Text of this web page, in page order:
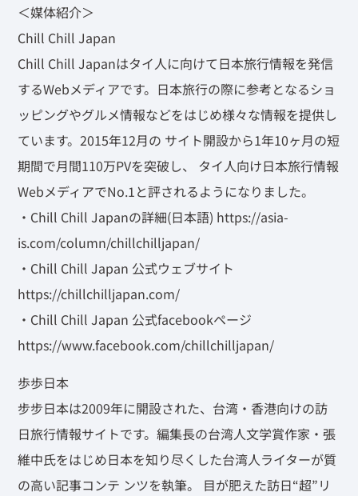
＜媒体紹介＞
Chill Chill Japan
Chill Chill Japanはタイ人に向けて日本旅行情報を発信
するWebメディアです。日本旅行の際に参考となるショ
ッピングやグルメ情報などをはじめ様々な情報を提供し
ています。2015年12月の サイト開設から1年10ヶ月の短
期間で月間110万PVを突破し、 タイ人向け日本旅行情報
WebメディアでNo.1と評されるようになりました。
・Chill Chill Japanの詳細(日本語) https://asia-
is.com/column/chillchilljapan/
・Chill Chill Japan 公式ウェブサイト
https://chillchilljapan.com/
・Chill Chill Japan 公式facebookページ
https://www.facebook.com/chillchilljapan/
歩歩日本
步步日本は2009年に開設された、台湾・香港向けの訪
日旅行情報サイトです。編集長の台湾人文学賞作家・張
維中氏をはじめ日本を知り尽くした台湾人ライターが質
の高い記事コンテ ンツを執筆。 目が肥えた訪日“超”リ